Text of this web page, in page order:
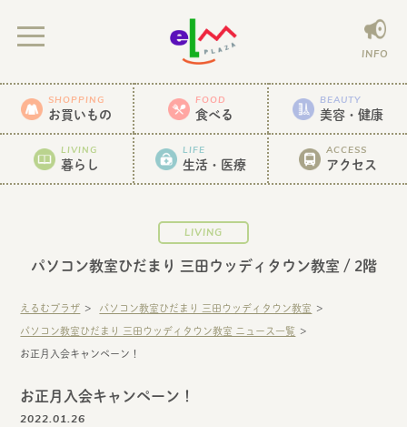
INFO
SHOPPING
お買いもの
FOOD
食べる
BEAUTY
美容・健康
LIVING
暮らし
LIFE
生活・医療
ACCESS
アクセス
LIVING
パソコン教室ひだまり 三田ウッディタウン教室 / 2階
えるむプラザ パソコン教室ひだまり 三田ウッディタウン教室
パソコン教室ひだまり 三田ウッディタウン教室 ニュース一覧
お正月入会キャンペーン！
お正月入会キャンペーン！
2022.01.26